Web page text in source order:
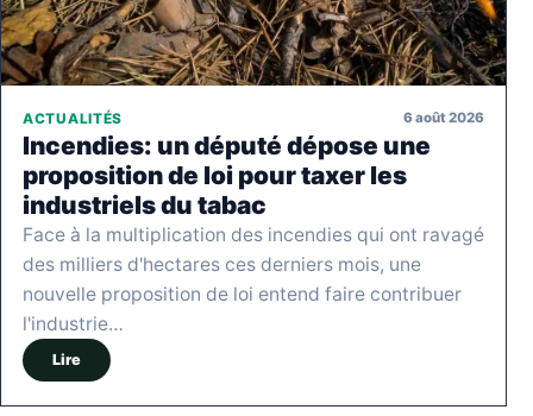
ACTUALITÉS 6 août 2026
Incendies: un député dépose une
proposition de loi pour taxer les
industriels du tabac
Face à la multiplication des incendies qui ont ravagé
des milliers d'hectares ces derniers mois, une
nouvelle proposition de loi entend faire contribuer
l'industrie…
Lire